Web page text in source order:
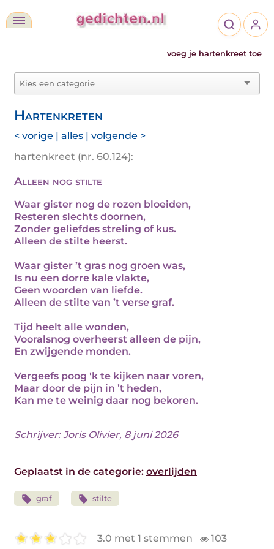
voeg je hartenkreet toe
Hartenkreten
< vorige | alles | volgende >
hartenkreet (nr. 60.124):
Alleen nog stilte
Waar gister nog de rozen bloeiden,
Resteren slechts doornen,
Zonder geliefdes streling of kus.
Alleen de stilte heerst.
Waar gister ’t gras nog groen was,
Is nu een dorre kale vlakte,
Geen woorden van liefde.
Alleen de stilte van ’t verse graf.
Tijd heelt alle wonden,
Vooralsnog overheerst alleen de pijn,
En zwijgende monden.
Vergeefs poog 'k te kijken naar voren,
Maar door de pijn in ’t heden,
Kan me te weinig daar nog bekoren.
Schrijver:Joris Olivier, 8 juni 2026
Geplaatst in de categorie: overlijden
graf stilte
3.0 met 1 stemmen 103